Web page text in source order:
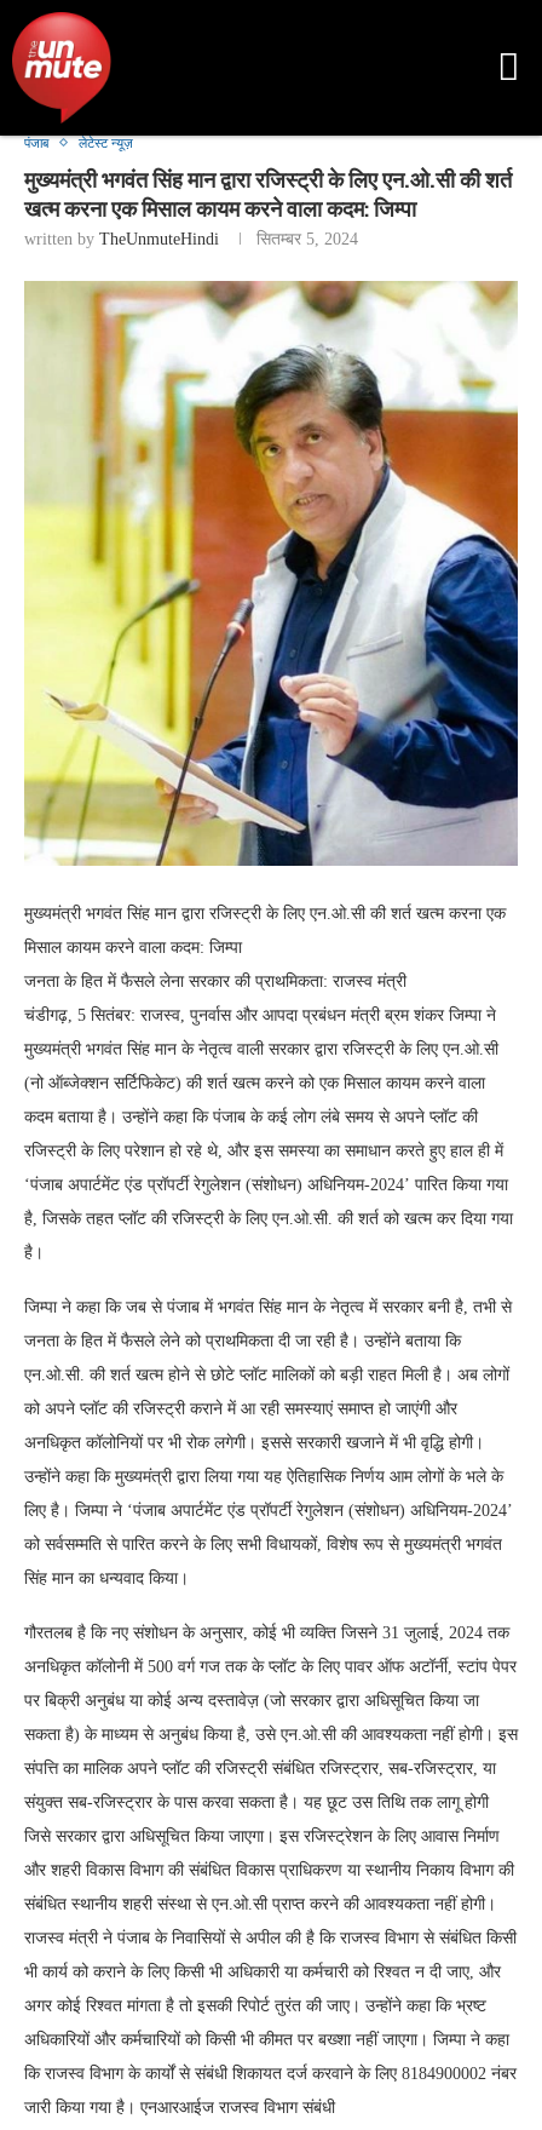
पंजाब लेटेस्ट न्यूज़
मुख्यमंत्री भगवंत सिंह मान द्वारा रजिस्ट्री के लिए एन.ओ.सी की शर्त
खत्म करना एक मिसाल कायम करने वाला कदम: जिम्पा
written by TheUnmuteHindi सितम्बर 5, 2024
मुख्यमंत्री भगवंत सिंह मान द्वारा रजिस्ट्री के लिए एन.ओ.सी की शर्त खत्म करना एक
मिसाल कायम करने वाला कदम: जिम्पा
जनता के हित में फैसले लेना सरकार की प्राथमिकता: राजस्व मंत्री
चंडीगढ़, 5 सितंबर: राजस्व, पुनर्वास और आपदा प्रबंधन मंत्री ब्रम शंकर जिम्पा ने
मुख्यमंत्री भगवंत सिंह मान के नेतृत्व वाली सरकार द्वारा रजिस्ट्री के लिए एन.ओ.सी
(नो ऑब्जेक्शन सर्टिफिकेट) की शर्त खत्म करने को एक मिसाल कायम करने वाला
कदम बताया है। उन्होंने कहा कि पंजाब के कई लोग लंबे समय से अपने प्लॉट की
रजिस्ट्री के लिए परेशान हो रहे थे, और इस समस्या का समाधान करते हुए हाल ही में
‘पंजाब अपार्टमेंट एंड प्रॉपर्टी रेगुलेशन (संशोधन) अधिनियम-2024’ पारित किया गया
है, जिसके तहत प्लॉट की रजिस्ट्री के लिए एन.ओ.सी. की शर्त को खत्म कर दिया गया
है।
जिम्पा ने कहा कि जब से पंजाब में भगवंत सिंह मान के नेतृत्व में सरकार बनी है, तभी से
जनता के हित में फैसले लेने को प्राथमिकता दी जा रही है। उन्होंने बताया कि
एन.ओ.सी. की शर्त खत्म होने से छोटे प्लॉट मालिकों को बड़ी राहत मिली है। अब लोगों
को अपने प्लॉट की रजिस्ट्री कराने में आ रही समस्याएं समाप्त हो जाएंगी और
अनधिकृत कॉलोनियों पर भी रोक लगेगी। इससे सरकारी खजाने में भी वृद्धि होगी।
उन्होंने कहा कि मुख्यमंत्री द्वारा लिया गया यह ऐतिहासिक निर्णय आम लोगों के भले के
लिए है। जिम्पा ने ‘पंजाब अपार्टमेंट एंड प्रॉपर्टी रेगुलेशन (संशोधन) अधिनियम-2024’
को सर्वसम्मति से पारित करने के लिए सभी विधायकों, विशेष रूप से मुख्यमंत्री भगवंत
सिंह मान का धन्यवाद किया।
गौरतलब है कि नए संशोधन के अनुसार, कोई भी व्यक्ति जिसने 31 जुलाई, 2024 तक
अनधिकृत कॉलोनी में 500 वर्ग गज तक के प्लॉट के लिए पावर ऑफ अटॉर्नी, स्टांप पेपर
पर बिक्री अनुबंध या कोई अन्य दस्तावेज़ (जो सरकार द्वारा अधिसूचित किया जा
सकता है) के माध्यम से अनुबंध किया है, उसे एन.ओ.सी की आवश्यकता नहीं होगी। इस
संपत्ति का मालिक अपने प्लॉट की रजिस्ट्री संबंधित रजिस्ट्रार, सब-रजिस्ट्रार, या
संयुक्त सब-रजिस्ट्रार के पास करवा सकता है। यह छूट उस तिथि तक लागू होगी
जिसे सरकार द्वारा अधिसूचित किया जाएगा। इस रजिस्ट्रेशन के लिए आवास निर्माण
और शहरी विकास विभाग की संबंधित विकास प्राधिकरण या स्थानीय निकाय विभाग की
संबंधित स्थानीय शहरी संस्था से एन.ओ.सी प्राप्त करने की आवश्यकता नहीं होगी।
राजस्व मंत्री ने पंजाब के निवासियों से अपील की है कि राजस्व विभाग से संबंधित किसी
भी कार्य को कराने के लिए किसी भी अधिकारी या कर्मचारी को रिश्वत न दी जाए, और
अगर कोई रिश्वत मांगता है तो इसकी रिपोर्ट तुरंत की जाए। उन्होंने कहा कि भ्रष्ट
अधिकारियों और कर्मचारियों को किसी भी कीमत पर बख्शा नहीं जाएगा। जिम्पा ने कहा
कि राजस्व विभाग के कार्यों से संबंधी शिकायत दर्ज करवाने के लिए 8184900002 नंबर
जारी किया गया है। एनआरआईज राजस्व विभाग संबंधी